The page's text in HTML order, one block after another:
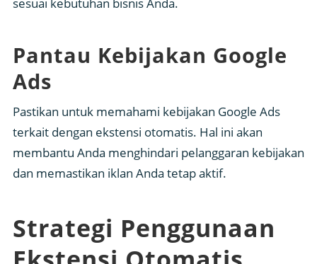
Pantau Kebijakan Google
Ads
Pastikan untuk memahami kebijakan Google Ads
terkait dengan ekstensi otomatis. Hal ini akan
membantu Anda menghindari pelanggaran kebijakan
dan memastikan iklan Anda tetap aktif.
Strategi Penggunaan